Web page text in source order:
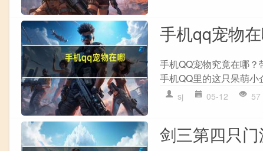
手机qq宠物
手机QQ宠物究竟在哪
手机QQ里的这只呆萌
sj 05-12 57
剑三第四只